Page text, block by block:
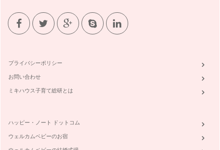
小さなお子さまのために...花活けの１・２・３
今回は、初めて花を活ける小さなお子さまと、見守るママ・パ
花に触れるってステキなこと＆ゆかいな花たち
花育クラスで大切にしていることの１つに「花に触れる（ふ
れる…
冬のお部屋に生花パワーを
プライバシーポリシー
お問い合わせ
ミキハウス子育て総研とは
ハッピー・ノート ドットコム
ウェルカムベビーのお宿